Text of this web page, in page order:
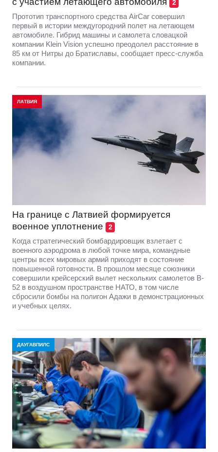
2
Прототип транспортного средства AirCar совершил
первый в истории междугородний полет на летающем
автомобиле. Гибрид машины и самолета словацкой
компании Klein Vision успешно преодолел расстояние в
85 км от Нитры до Братиславы, сообщает пресс-служба
компании.
ЛАТВИЯ
На границе с Латвией формируется
военное уплотнение
2
Когда стратегический бомбардировщик взлетает с
военного аэродрома в любой точке мира, командные
центры всех мировых армий приходят в состояние
повышенной готовности. В прошлом месяце союзники
совершили крейсерский вылет нескольких самолетов B-
52 в воздушном пространстве НАТО, в том числе
сбросили бомбы на полигон Адажи в демонстрационных
и учебных целях.
ДАУГАВПИЛС